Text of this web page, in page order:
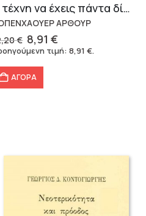
Η τέχνη να έχεις πάντα δίκιο – Άρθουρ Σοπενχάουερ
ΑΡΘΟΥΡ
€ Original
price
12,20 €.
8,91€
τρέχουσα
τιμή:8,91€.
ΑΓΟΡΑ